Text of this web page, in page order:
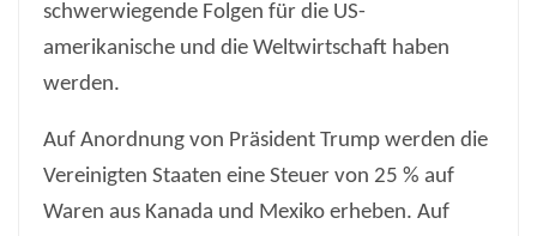
schwerwiegende Folgen für die US-
amerikanische und die Weltwirtschaft haben
werden.
Auf Anordnung von Präsident Trump werden die
Vereinigten Staaten eine Steuer von 25 % auf
Waren aus Kanada und Mexiko erheben. Auf